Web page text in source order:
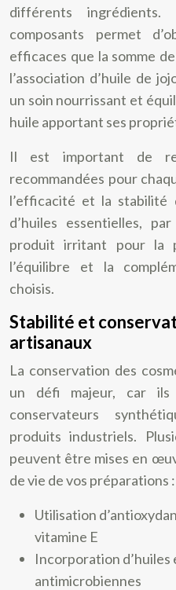
différents
composants permet
efficaces que la somme
l’association d’huile de
un soin nourrissant et
huile apportant ses
Il est important de
recommandées pour
l’efficacité et la stabilité
d’huiles essentielles,
produit irritant pour la
l’équilibre et la
choisis.
Stabilité et
artisanaux
La conservation des
un défi majeur, car
conservateurs
produits industriels.
peuvent être mises en
de vie de vos préparations :
Utilisation
vitamine E
Incorporation
antimicrobiennes